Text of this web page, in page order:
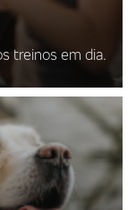
treinos em dia.